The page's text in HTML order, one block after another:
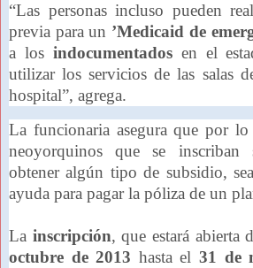
“Las personas incluso pueden
previa para un ’Medicaid de
a losindocumentadosen el
utilizar los servicios de las salas
hospital”, agrega.
La funcionaria asegura que por
neoyorquinos que se inscriban
obtener algún tipo de subsidio,
ayuda para pagar la póliza de un
La inscripción, que estará abierta
octubre de 2013 hasta el31 de